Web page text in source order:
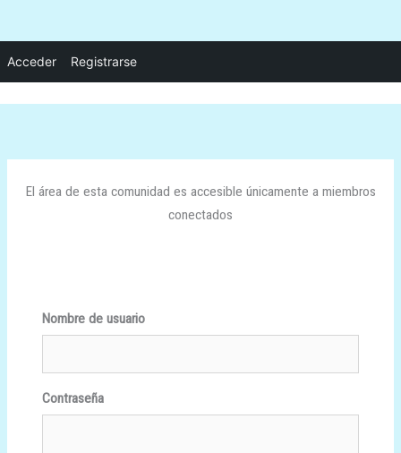
Acceder Registrarse
El área de esta comunidad es accesible únicamente a miembros
conectados
Nombre de usuario
Contraseña